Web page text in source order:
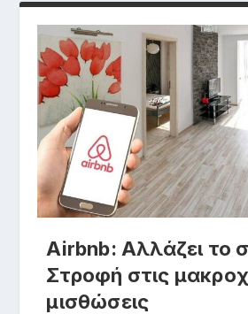
Airbnb: Αλλάζει το
Στροφή στις
μισθώσεις